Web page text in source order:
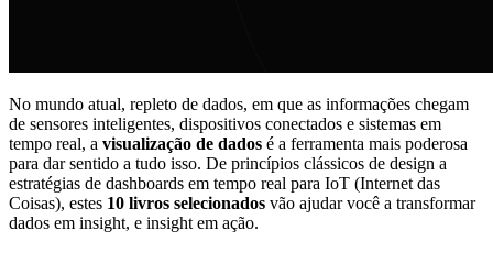
No mundo atual, repleto de dados, em que as informações chegam
de sensores inteligentes, dispositivos conectados e sistemas em
tempo real, a visualização de dados é a ferramenta mais poderosa
para dar sentido a tudo isso. De princípios clássicos de design a
estratégias de dashboards em tempo real para IoT (Internet das
Coisas), estes 10 livros selecionados vão ajudar você a transformar
dados em insight, e insight em ação.